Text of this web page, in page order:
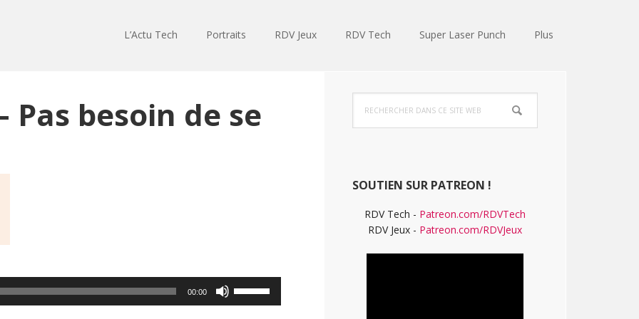
L’Actu Tech Portraits RDV Jeux RDV Tech Super Laser Punch Plus
Pas besoin de se
00:00
les
Barre
latérale
dans
ce
SOUTIEN SUR PATREON !
RDV Tech - Patreon.com/RDVTech
RDV Jeux - Patreon.com/RDVJeux